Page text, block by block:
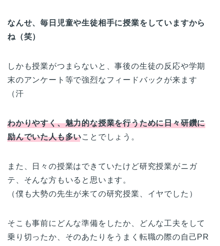
なんせ、毎日児童や生徒相手に授業をしていますから
ね（笑）
しかも授業がつまらないと、事後の生徒の反応や学期
末のアンケート等で強烈なフィードバックが来ます
（汗
わかりやすく、魅力的な授業を行うために日々研鑽に
励んでいた人も多いことでしょう。
また、日々の授業はできていたけど研究授業がニガ
テ、そんな方もいると思います。
（僕も大勢の先生が来ての研究授業、イヤでした）
そこも事前にどんな準備をしたか、どんな工夫をして
乗り切ったか、そのあたりをうまく転職の際の自己PR